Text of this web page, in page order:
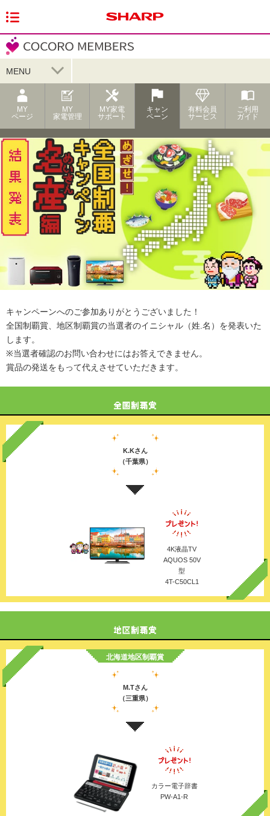
MENU
MY
ページ
MY
家電管理
MY家電
サポート
キャン
ペーン
有料会員
サービス
ご利用
ガイド
キャンペーンへのご参加ありがとうございました！
全国制覇賞、地区制覇賞の当選者のイニシャル（姓.名）を発表いた
します。
※当選者確認のお問い合わせにはお答えできません。
賞品の発送をもって代えさせていただきます。
K.Kさん
（千葉県）
4K液晶TV
AQUOS 50V
型
4T-C50CL1
北海道地区制覇賞
M.Tさん
（三重県）
カラー電子辞書
PW-A1-R